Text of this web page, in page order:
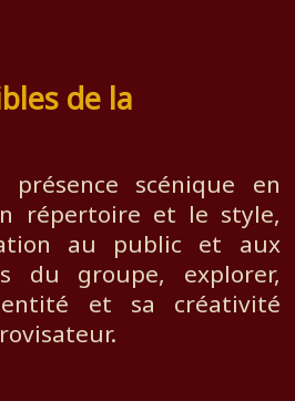
de la
présence scénique en
répertoire et le style,
au public et aux
du groupe, explorer,
et sa créativité